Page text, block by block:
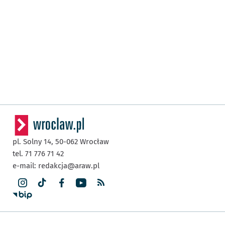
pl. Solny 14, 50-062 Wrocław
tel. 71 776 71 42
e-mail: redakcja@araw.pl